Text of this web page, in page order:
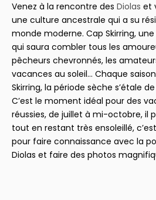
Venez à la rencontre des Diolas et
une culture ancestrale qui a su
monde moderne. Cap Skirring,
qui saura combler tous les
pêcheurs chevronnés, les
vacances au soleil… Chaque
Skirring, la période sèche s’étale
C’est le moment idéal pour des
réussies, de juillet à mi-octobre, il
tout en restant très ensoleillé,
pour faire connaissance avec la
Diolas et faire des photos